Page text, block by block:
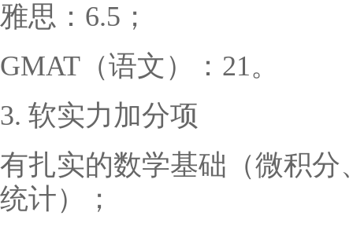
雅思：6.5；
GMAT（语文）：21。
3. 软实力加分项
有扎实的数学基础（微积
统计）；